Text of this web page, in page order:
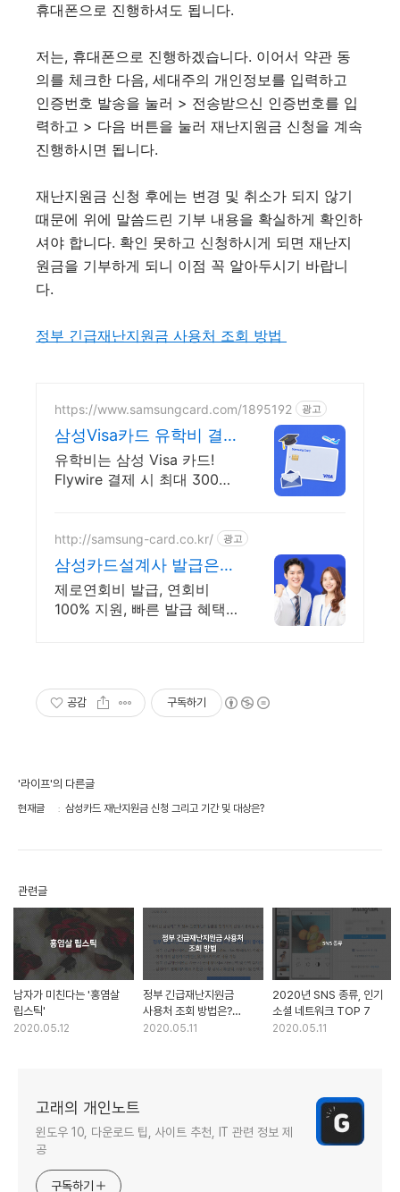
휴대폰으로 진행하셔도 됩니다.
저는, 휴대폰으로 진행하겠습니다. 이어서 약관 동
의를 체크한 다음, 세대주의 개인정보를 입력하고
인증번호 발송을 눌러 > 전송받으신 인증번호를 입
력하고 > 다음 버튼을 눌러 재난지원금 신청을 계속
진행하시면 됩니다.
재난지원금 신청 후에는 변경 및 취소가 되지 않기
때문에 위에 말씀드린 기부 내용을 확실하게 확인하
셔야 합니다. 확인 못하고 신청하시게 되면 재난지
원금을 기부하게 되니 이점 꼭 알아두시기 바랍니
다.
정부 긴급재난지원금 사용처 조회 방법
https://www.samsungcard.com/1895192 광고
삼성Visa카드 유학비 결
제할 땐
유학비는 삼성 Visa 카드!
Flywire 결제 시 최대 300만
http://samsung-card.co.kr/ 광고
삼성카드설계사 발급은
여기!
제로연회비 발급, 연회비
100% 지원, 빠른 발급 혜택
공감 구독하기
'라이프'의 다른글
현재글 삼성카드 재난지원금 신청 그리고 기간 및 대상은?
관련글
남자가 미친다는 '홍염살
립스틱'
2020.05.12
정부 긴급재난지원금
사용처 조회 방법은?
삼성카드 홈페이지 이용
2020.05.11
2020년 SNS 종류, 인기
소셜 네트워크 TOP 7
2020.05.11
고래의 개인노트
윈도우 10, 다운로드 팁, 사이트 추천, IT 관련 정보 제
공
구독하기